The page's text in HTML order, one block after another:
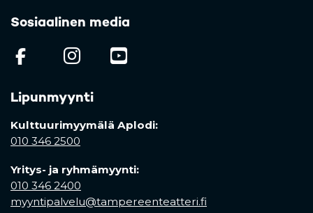
Sosiaalinen media
(opens in a new tab)
(opens in a new tab)
Lipunmyynti
Kulttuurimyymälä Aplodi:
010 346 2500
Yritys- ja ryhmämyynti:
010 346 2400
myyntipalvelu@tampereenteatteri.fi